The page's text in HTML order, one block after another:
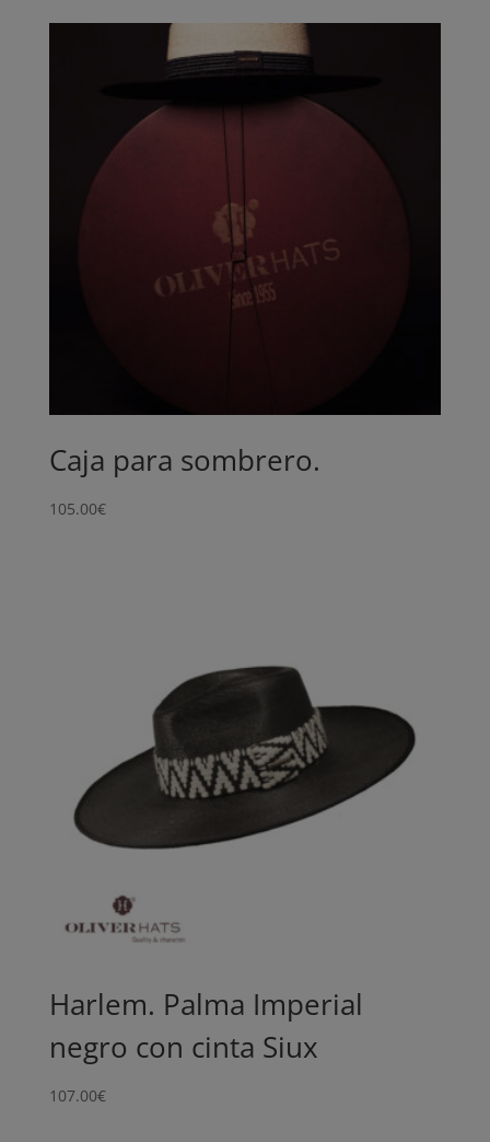
Caja para sombrero.
105.00€
Harlem. Palma Imperial
negro con cinta Siux
107.00€